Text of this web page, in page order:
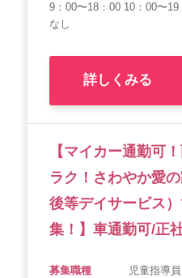
9：00〜18：00 10：00〜
なし
詳しくみる
【マイカー通勤可
ラク！さわやか愛
後等デイサービス
集！】車通勤可/正
募集職種 児童指導員